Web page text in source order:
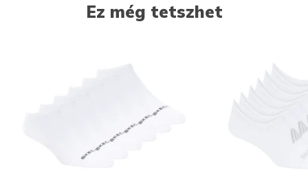
Ez még tetszhet